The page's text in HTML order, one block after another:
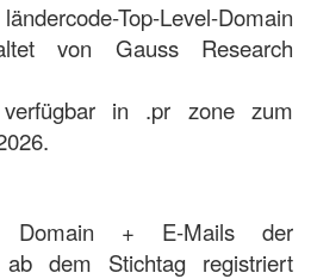
Top-Level-Domain
von Gauss Research
in .pr zone zum
Domain + E-Mails der
ab dem Stichtag registriert